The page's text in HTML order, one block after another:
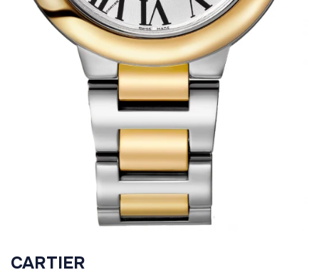
CARTIER